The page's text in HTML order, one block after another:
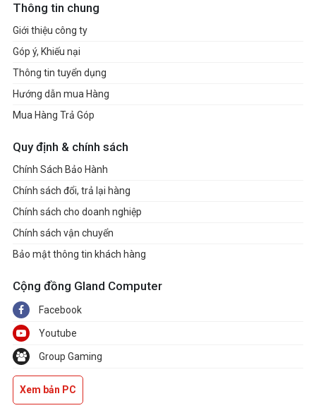
Thông tin chung
Giới thiệu công ty
Góp ý, Khiếu nại
Thông tin tuyển dụng
Hướng dẫn mua Hàng
Mua Hàng Trả Góp
Quy định & chính sách
Chính Sách Bảo Hành
Chính sách đổi, trả lại hàng
Chính sách cho doanh nghiệp
Chính sách vận chuyển
Bảo mật thông tin khách hàng
Cộng đồng Gland Computer
Facebook
Youtube
Group Gaming
Xem bản PC